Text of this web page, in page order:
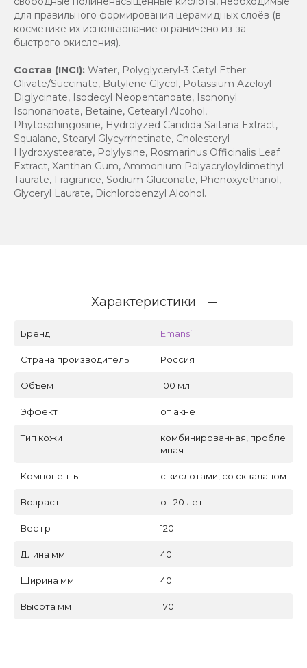
для правильного формирования церамидных слоёв (в
косметике их использование ограничено из-за
быстрого окисления).
Состав (INCI): Water, Polyglyceryl-3 Cetyl Ether
Olivate/Succinate, Butylene Glycol, Potassium Azeloyl
Diglycinate, Isodecyl Neopentanoate, Isononyl
Isononanoate, Betaine, Cetearyl Alcohol,
Phytosphingosine, Hydrolyzed Candida Saitana Extract,
Squalane, Stearyl Glycyrrhetinate, Cholesteryl
Hydroxystearate, Polylysine, Rosmarinus Officinalis Leaf
Extract, Xanthan Gum, Ammonium Polyacryloyldimethyl
Taurate, Fragrance, Sodium Gluconate, Phenoxyethanol,
Glyceryl Laurate, Dichlorobenzyl Alcohol.
Характеристики
Бренд Emansi
Страна производитель Россия
Объем 100 мл
Эффект от акне
Тип кожи
комбинированная, пробле
мная
Компоненты с кислотами, со скваланом
Возраст от 20 лет
Вес гр 120
Длина мм 40
Ширина мм 40
Высота мм 170